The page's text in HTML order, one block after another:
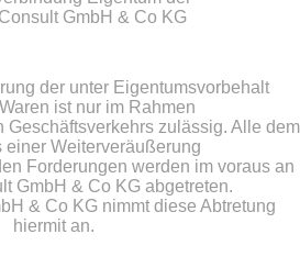
GmbH & Co KG
der unter Eigentumsvorbehalt
ist nur im Rahmen
zulässig. Alle dem
einer Weiterveräußerung
Forderungen werden im voraus an
GmbH & Co KG abgetreten.
& Co KG nimmt diese Abtretung
hiermit an.